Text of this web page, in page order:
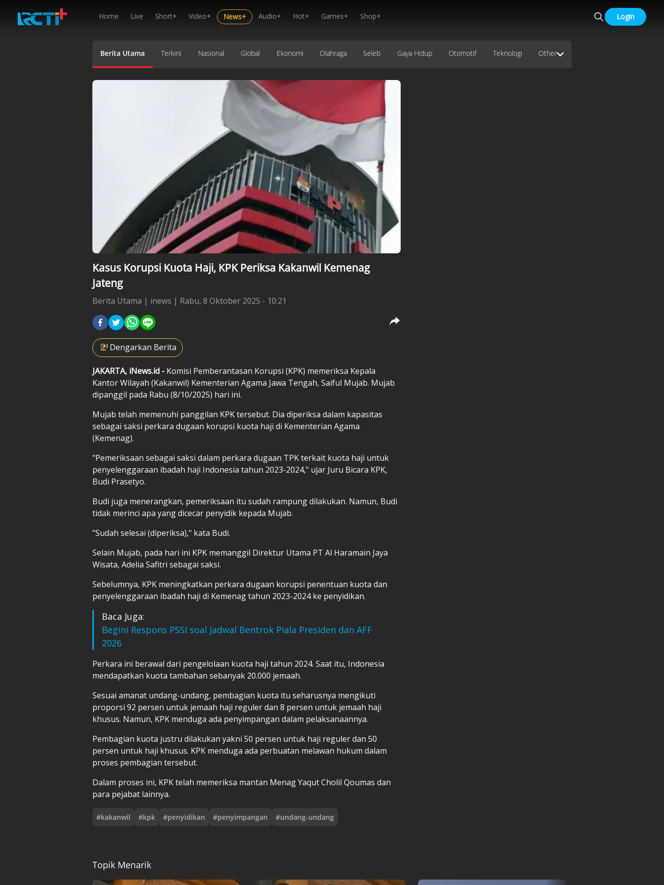
Home Live Short+ Video+ News+ Audio+ Hot+ Games+ Shop+ Login
Berita Utama Terkini Nasional Global Ekonomi Olahraga Seleb Gaya Hidup Otomotif Teknologi Other
Kasus Korupsi Kuota Haji, KPK Periksa Kakanwil Kemenag
Jateng
Berita Utama | inews | Rabu, 8 Oktober 2025 - 10:21
Dengarkan Berita
JAKARTA, iNews.id - Komisi Pemberantasan Korupsi (KPK) memeriksa Kepala
Kantor Wilayah (Kakanwil) Kementerian Agama Jawa Tengah, Saiful Mujab. Mujab
dipanggil pada Rabu (8/10/2025) hari ini.
Mujab telah memenuhi panggilan KPK tersebut. Dia diperiksa dalam kapasitas
sebagai saksi perkara dugaan korupsi kuota haji di Kementerian Agama
(Kemenag).
"Pemeriksaan sebagai saksi dalam perkara dugaan TPK terkait kuota haji untuk
penyelenggaraan ibadah haji Indonesia tahun 2023-2024," ujar Juru Bicara KPK,
Budi Prasetyo.
Budi juga menerangkan, pemeriksaan itu sudah rampung dilakukan. Namun, Budi
tidak merinci apa yang dicecar penyidik kepada Mujab.
"Sudah selesai (diperiksa)," kata Budi.
Selain Mujab, pada hari ini KPK memanggil Direktur Utama PT Al Haramain Jaya
Wisata, Adelia Safitri sebagai saksi.
Sebelumnya, KPK meningkatkan perkara dugaan korupsi penentuan kuota dan
penyelenggaraan ibadah haji di Kemenag tahun 2023-2024 ke penyidikan.
Baca Juga:
Begini Respons PSSI soal Jadwal Bentrok Piala Presiden dan AFF
2026
Perkara ini berawal dari pengelolaan kuota haji tahun 2024. Saat itu, Indonesia
mendapatkan kuota tambahan sebanyak 20.000 jemaah.
Sesuai amanat undang-undang, pembagian kuota itu seharusnya mengikuti
proporsi 92 persen untuk jemaah haji reguler dan 8 persen untuk jemaah haji
khusus. Namun, KPK menduga ada penyimpangan dalam pelaksanaannya.
Pembagian kuota justru dilakukan yakni 50 persen untuk haji reguler dan 50
persen untuk haji khusus. KPK menduga ada perbuatan melawan hukum dalam
proses pembagian tersebut.
Dalam proses ini, KPK telah memeriksa mantan Menag Yaqut Cholil Qoumas dan
para pejabat lainnya.
#kakanwil #kpk #penyidikan #penyimpangan #undang-undang
Topik Menarik